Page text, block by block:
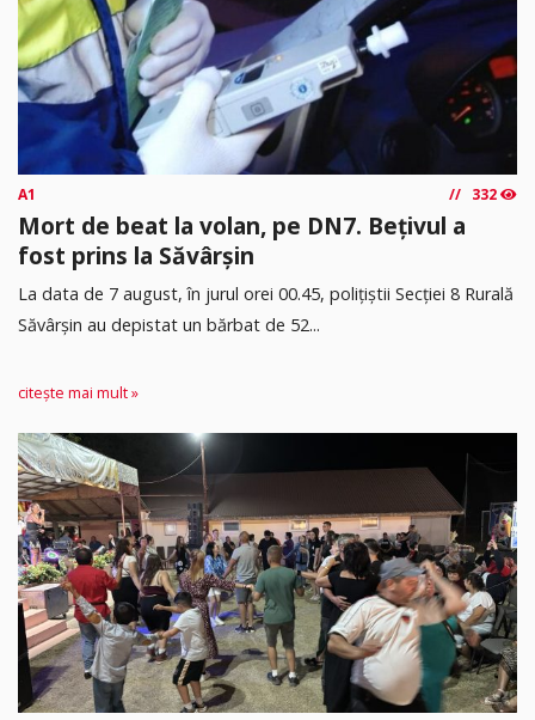
A1 332
Mort de beat la volan, pe DN7. Bețivul a
fost prins la Săvârșin
​La data de 7 august, în jurul orei 00.45, polițiștii Secției 8 Rurală
Săvârșin au depistat un bărbat de 52...
citește mai mult »